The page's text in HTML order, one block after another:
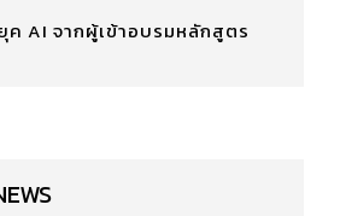
ค AI จากผู้เข้าอบรมหลักสูตร